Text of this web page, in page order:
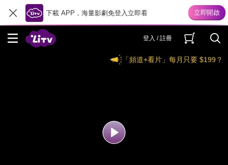
下載 APP，海量影劇免登入立即看
登入 / 註冊
「頻道+看片」每月只要 $199？